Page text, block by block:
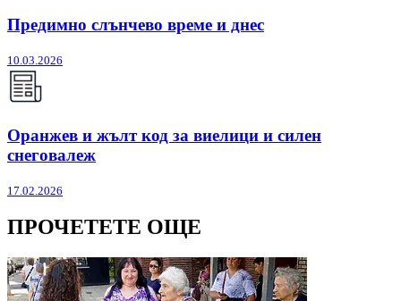
Предимно слънчево време и днес
10.03.2026
Оранжев и жълт код за виелици и силен
снеговалеж
17.02.2026
ПРОЧЕТЕТЕ ОЩЕ